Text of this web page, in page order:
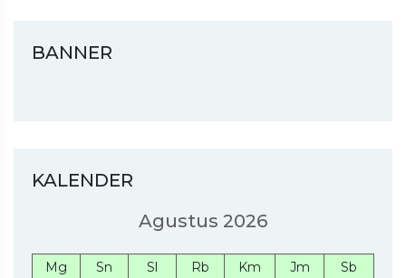
BANNER
KALENDER
Agustus 2026
Mg Sn Sl Rb Km Jm
Sb